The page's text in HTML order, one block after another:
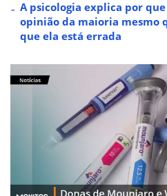
A psicologia explica por
opinião da maioria mesmo
que ela está errada